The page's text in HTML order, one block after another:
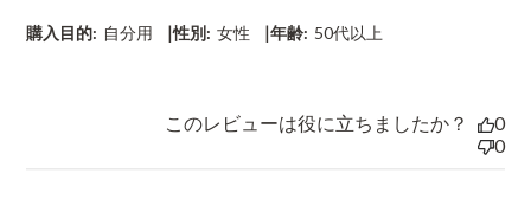
購入目的: 自分用 |性別: 女性 |年齢: 50代以上
このレビューは役に立ちましたか？
0
0